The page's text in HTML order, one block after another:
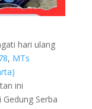
hari ulang
, MTs
ini
Serba